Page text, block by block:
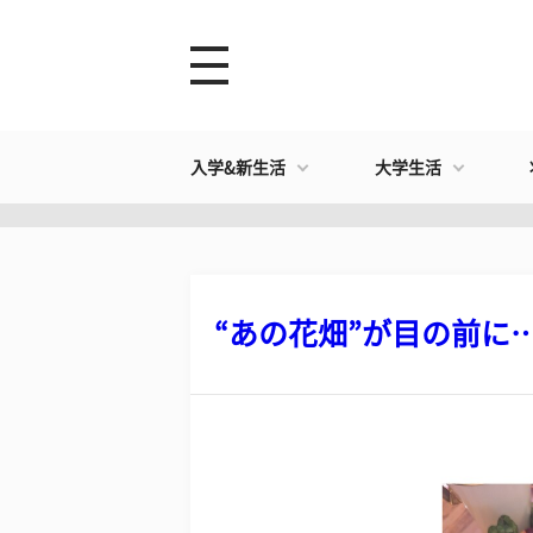
入学&新生活 大学生活
“あの花畑”が目の前に